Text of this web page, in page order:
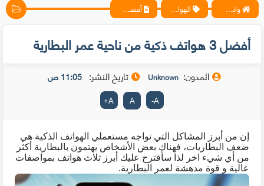
واتس آب ، فيسبوك ، أنترنت ، شروحات تقنية حصرية - المحترف الهواتف المحمولة أفضل 3 هواتف ذكية من ناحية عمر البطارية
أفضل 3 هواتف ذكية من ناحية عمر البطارية
المدون: Unknown تاريخ النشر: 11:05 ص
A
-
A
A
+
إن من أبرز المشاكل التي تواجه مستعملي الهواتف الذكية هي
ضعف البطاريات، فهناك بعض الأشخاص يهتمون بالبطارية أكثر
من أي شيء اخر لذا سأقترح عليك أبرز ثلاث هواتف بمواصفات
عالية و قوة مدهشة لعمر البطارية.